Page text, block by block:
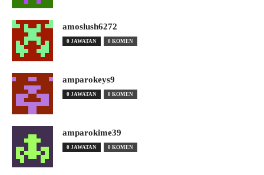
amoslush6272
0 JAWATAN 0 KOMEN
amparokeys9
0 JAWATAN 0 KOMEN
amparokime39
0 JAWATAN 0 KOMEN